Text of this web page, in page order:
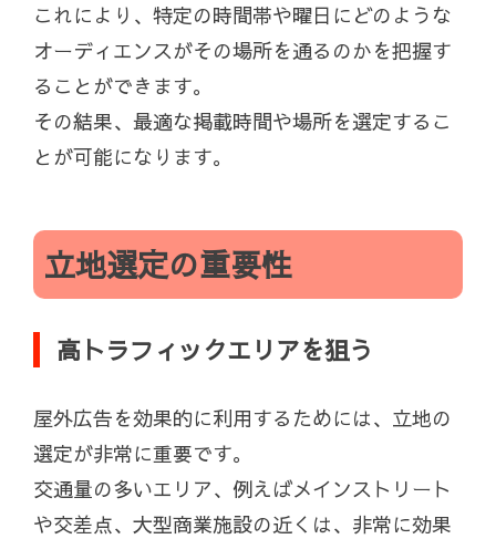
これにより、特定の時間帯や曜日にどのような
オーディエンスがその場所を通るのかを把握す
ることができます。
その結果、最適な掲載時間や場所を選定するこ
とが可能になります。
立地選定の重要性
高トラフィックエリアを狙う
屋外広告を効果的に利用するためには、立地の
選定が非常に重要です。
交通量の多いエリア、例えばメインストリート
や交差点、大型商業施設の近くは、非常に効果